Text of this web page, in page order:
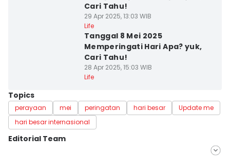
Cari Tahu!
29 Apr 2025, 13:03 WIB
Life
Tanggal 8 Mei 2025
Memperingati Hari Apa? yuk,
Cari Tahu!
28 Apr 2025, 15:03 WIB
Life
Topics
perayaan mei peringatan hari besar
Update me
hari besar internasional
Editorial Team